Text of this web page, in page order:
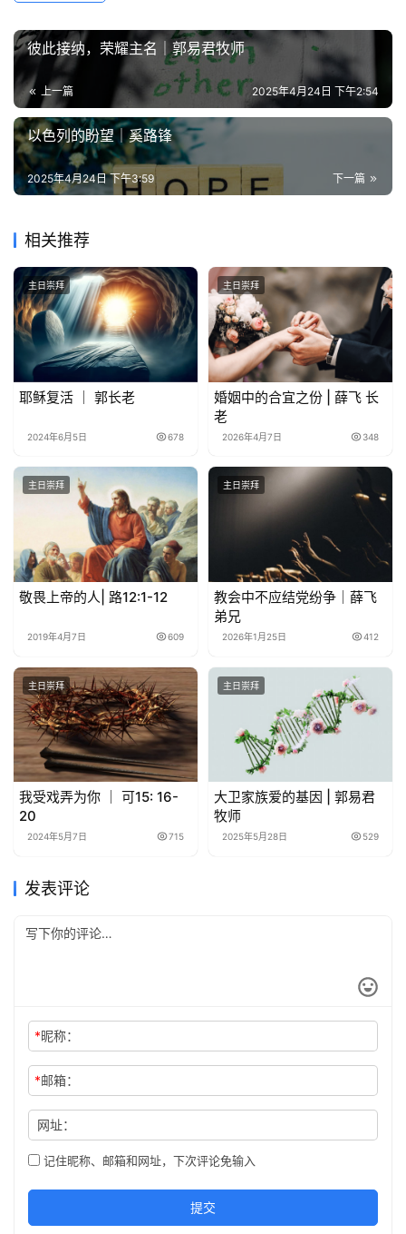
彼此接纳，荣耀主名｜郭易君牧师
上一篇 2025年4月24日 下午2:54
以色列的盼望｜奚路锋
下一篇
2025年4月24日 下午3:59
相关推荐
主日崇拜
耶稣复活 ｜ 郭长老
2024年6月5日 678
主日崇拜
婚姻中的合宜之份 | 薛飞 长
老
2026年4月7日 348
主日崇拜
敬畏上帝的人| 路12:1-12
2019年4月7日 609
主日崇拜
教会中不应结党纷争｜薛飞
弟兄
2026年1月25日 412
主日崇拜
我受戏弄为你 ｜ 可15: 16-
20
2024年5月7日 715
主日崇拜
大卫家族爱的基因 | 郭易君
牧师
2025年5月28日 529
发表评论
*昵称：
*邮箱：
网址：
记住昵称、邮箱和网址，下次评论免输入
提交